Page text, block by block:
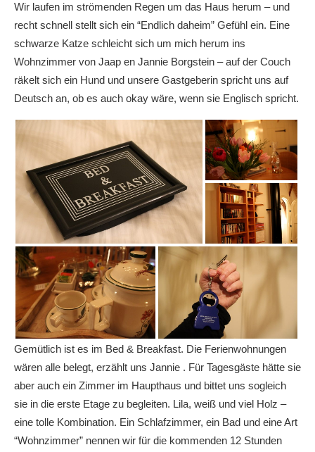
Wir laufen im strömenden Regen um das Haus herum – und
recht schnell stellt sich ein “Endlich daheim” Gefühl ein. Eine
schwarze Katze schleicht sich um mich herum ins
Wohnzimmer von Jaap en Jannie Borgstein – auf der Couch
räkelt sich ein Hund und unsere Gastgeberin spricht uns auf
Deutsch an, ob es auch okay wäre, wenn sie Englisch spricht.
Gemütlich ist es im Bed & Breakfast. Die Ferienwohnungen
wären alle belegt, erzählt uns Jannie . Für Tagesgäste hätte sie
aber auch ein Zimmer im Haupthaus und bittet uns sogleich
sie in die erste Etage zu begleiten. Lila, weiß und viel Holz –
eine tolle Kombination. Ein Schlafzimmer, ein Bad und eine Art
“Wohnzimmer” nennen wir für die kommenden 12 Stunden